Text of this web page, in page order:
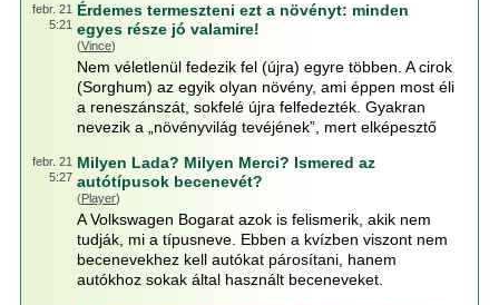
febr. 21
5:21
Érdemes termeszteni ezt a növényt: minden
egyes része jó valamire!
(Vince)
Nem véletlenül fedezik fel (újra) egyre többen. A cirok
(Sorghum) az egyik olyan növény, ami éppen most éli
a reneszánszát, sokfelé újra felfedezték. Gyakran
nevezik a „növényvilág tevéjének”, mert elképesztő
febr. 21
5:27
Milyen Lada? Milyen Merci? Ismered az
autótípusok becenevét?
(Player)
A Volkswagen Bogarat azok is felismerik, akik nem
tudják, mi a típusneve. Ebben a kvízben viszont nem
becenevekhez kell autókat párosítani, hanem
autókhoz sokak által használt beceneveket.